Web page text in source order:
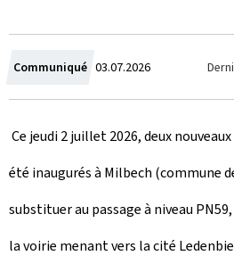
Communiqué C
r
é
e
l
e
03.07.2026
Ce jeudi 2 juillet 2026, deux
été inaugurés à Milbech (commune
substituer au passage à niveau
la voirie menant vers la cité